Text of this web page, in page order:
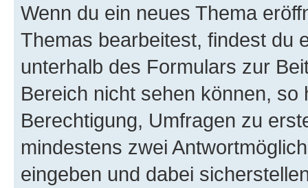
Wenn du ein neues Thema
Themas bearbeitest, findest du
unterhalb des Formulars zur
Bereich nicht sehen können,
Berechtigung, Umfragen zu
mindestens zwei
eingeben und dabei